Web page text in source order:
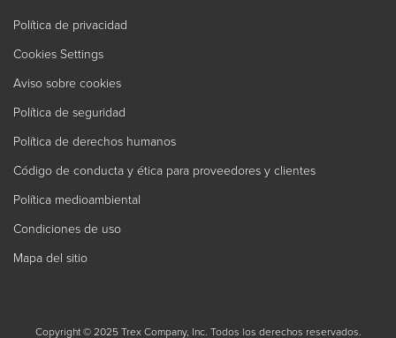
Política de privacidad
Cookies Settings
Aviso sobre cookies
Política de seguridad
Política de derechos humanos
Código de conducta y ética para proveedores y clientes
Política medioambiental
Condiciones de uso
Mapa del sitio
Copyright © 2025 Trex Company, Inc. Todos los derechos reservados.